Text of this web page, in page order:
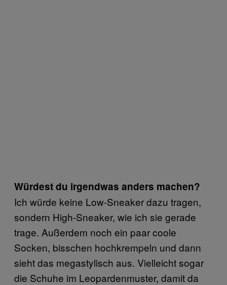
Würdest du irgendwas anders machen?
Ich würde keine Low-Sneaker dazu tragen,
sondern High-Sneaker, wie ich sie gerade
trage. Außerdem noch ein paar coole
Socken, bisschen hochkrempeln und dann
sieht das megastylisch aus. Vielleicht sogar
die Schuhe im Leopardenmuster, damit da